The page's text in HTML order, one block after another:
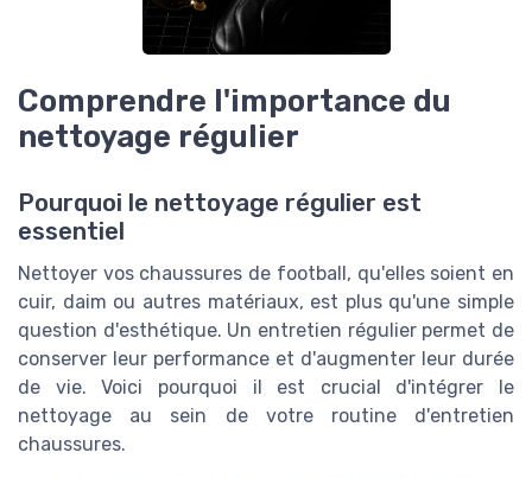
Comprendre l'importance du
nettoyage régulier
Pourquoi le nettoyage régulier est
essentiel
Nettoyer vos chaussures de football, qu'elles soient en
cuir, daim ou autres matériaux, est plus qu'une simple
question d'esthétique. Un entretien régulier permet de
conserver leur performance et d'augmenter leur durée
de vie. Voici pourquoi il est crucial d'intégrer le
nettoyage au sein de votre routine d'entretien
chaussures.